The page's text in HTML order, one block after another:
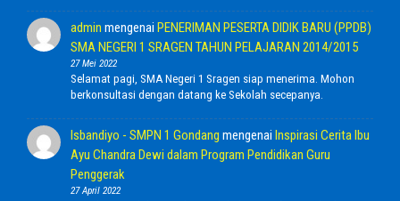
admin mengenai PENERIMAN PESERTA DIDIK BARU (PPDB)
SMA NEGERI 1 SRAGEN TAHUN PELAJARAN 2014/2015
27 Mei 2022
Selamat pagi, SMA Negeri 1 Sragen siap menerima. Mohon
berkonsultasi dengan datang ke Sekolah secepanya.
Isbandiyo - SMPN 1 Gondang mengenai Inspirasi Cerita Ibu
Ayu Chandra Dewi dalam Program Pendidikan Guru
Penggerak
27 April 2022